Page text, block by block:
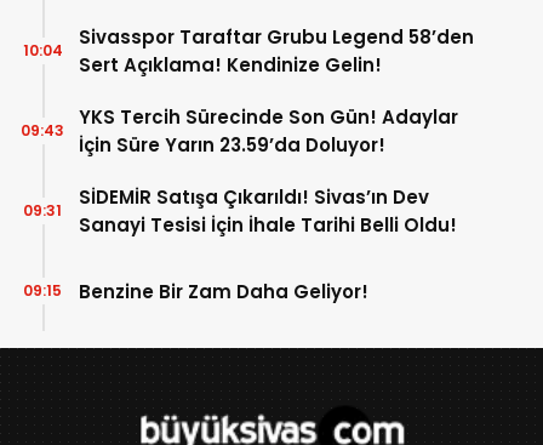
Sivasspor Taraftar Grubu Legend 58’den
Sert Açıklama! Kendinize Gelin!
10:04
YKS Tercih Sürecinde Son Gün! Adaylar
İçin Süre Yarın 23.59’da Doluyor!
09:43
SİDEMİR Satışa Çıkarıldı! Sivas’ın Dev
Sanayi Tesisi İçin İhale Tarihi Belli Oldu!
09:31
Benzine Bir Zam Daha Geliyor!
09:15